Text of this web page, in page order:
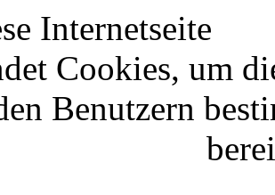
Internetseite
Cookies, um
Benutzern